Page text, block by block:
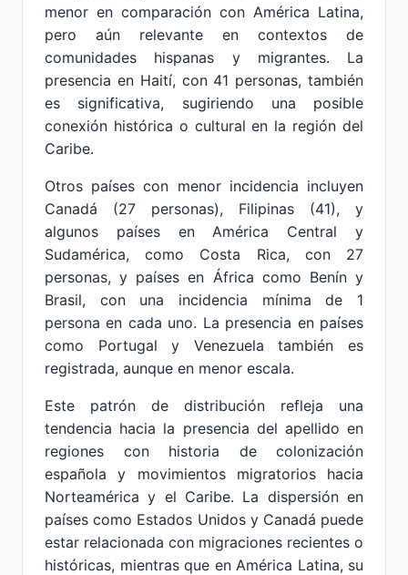
menor en comparación con América Latina,
pero aún relevante en contextos de
comunidades hispanas y migrantes. La
presencia en Haití, con 41 personas, también
es significativa, sugiriendo una posible
conexión histórica o cultural en la región del
Caribe.
Otros países con menor incidencia incluyen
Canadá (27 personas), Filipinas (41), y
algunos países en América Central y
Sudamérica, como Costa Rica, con 27
personas, y países en África como Benín y
Brasil, con una incidencia mínima de 1
persona en cada uno. La presencia en países
como Portugal y Venezuela también es
registrada, aunque en menor escala.
Este patrón de distribución refleja una
tendencia hacia la presencia del apellido en
regiones con historia de colonización
española y movimientos migratorios hacia
Norteamérica y el Caribe. La dispersión en
países como Estados Unidos y Canadá puede
estar relacionada con migraciones recientes o
históricas, mientras que en América Latina, su